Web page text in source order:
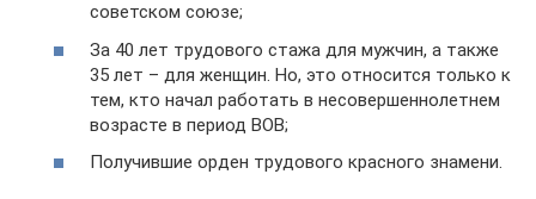
советском союзе;
За 40 лет трудового стажа для мужчин, а также
35 лет – для женщин. Но, это относится только к
тем, кто начал работать в несовершеннолетнем
возрасте в период ВОВ;
Получившие орден трудового красного знамени.